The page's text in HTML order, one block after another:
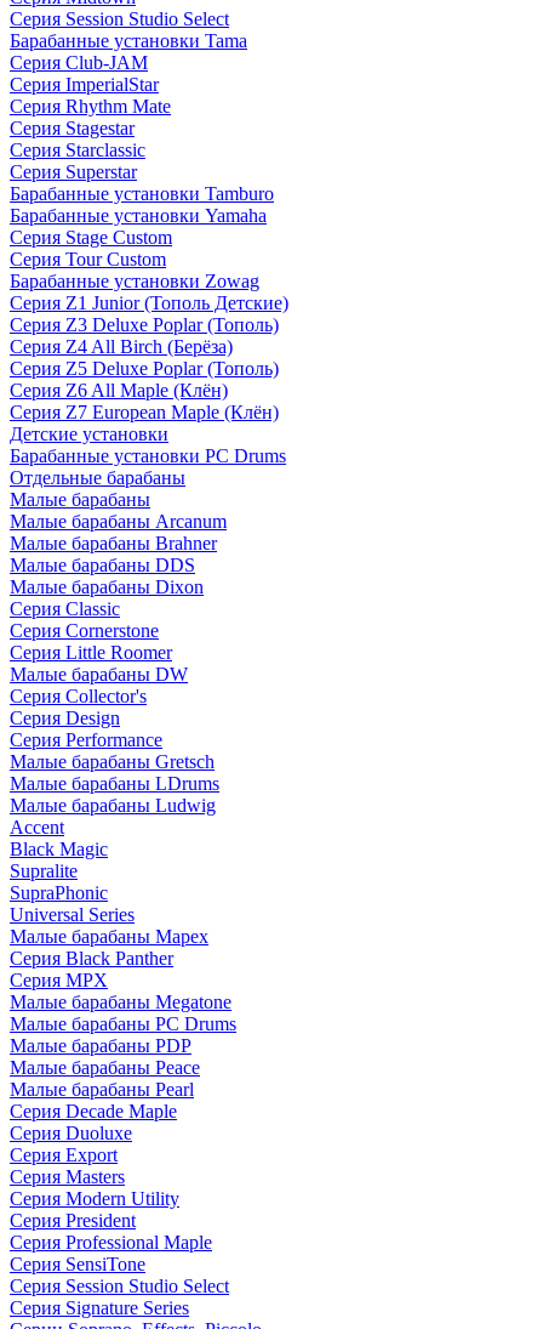
Серия Session Studio Select
Барабанные установки Tama
Серия Club-JAM
Серия ImperialStar
Серия Rhythm Mate
Серия Stagestar
Серия Starclassic
Серия Superstar
Барабанные установки Tamburo
Барабанные установки Yamaha
Серия Stage Custom
Серия Tour Custom
Барабанные установки Zowag
Серия Z1 Junior (Тополь Детские)
Серия Z3 Deluxe Poplar (Тополь)
Серия Z4 All Birch (Берёза)
Серия Z5 Deluxe Poplar (Тополь)
Серия Z6 All Maple (Клён)
Серия Z7 European Maple (Клён)
Детские установки
Барабанные установки PC Drums
Отдельные барабаны
Малые барабаны
Малые барабаны Arcanum
Малые барабаны Brahner
Малые барабаны DDS
Малые барабаны Dixon
Серия Classic
Серия Cornerstone
Серия Little Roomer
Малые барабаны DW
Серия Collector's
Серия Design
Серия Performance
Малые барабаны Gretsch
Малые барабаны LDrums
Малые барабаны Ludwig
Accent
Black Magic
Supralite
SupraPhonic
Universal Series
Малые барабаны Mapex
Серия Black Panther
Серия MPX
Малые барабаны Megatone
Малые барабаны PC Drums
Малые барабаны PDP
Малые барабаны Peace
Малые барабаны Pearl
Серия Decade Maple
Серия Duoluxe
Серия Export
Серия Masters
Серия Modern Utility
Серия President
Серия Professional Maple
Серия SensiTone
Серия Session Studio Select
Серия Signature Series